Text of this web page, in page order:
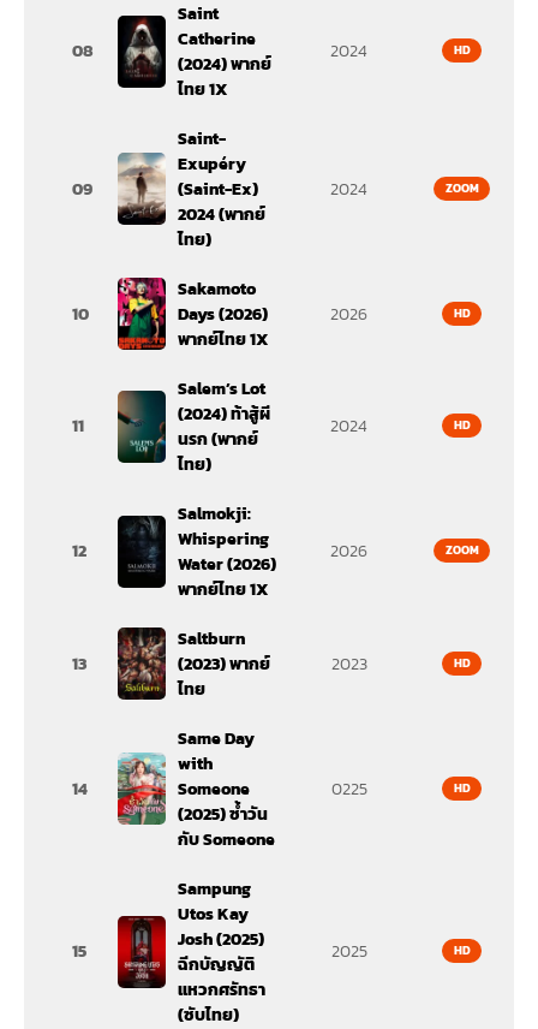
08
Saint
Catherine
(2024) พากย์
ไทย 1X
2024 HD
09
Saint-
Exupéry
(Saint-Ex)
2024 (พากย์
ไทย)
2024 ZOOM
10
Sakamoto
Days (2026)
พากย์ไทย 1X
2026 HD
11
Salem’s Lot
(2024) ท้าสู้ผี
นรก (พากย์
ไทย)
2024 HD
12
Salmokji:
Whispering
Water (2026)
พากย์ไทย 1X
2026 ZOOM
13
Saltburn
(2023) พากย์
ไทย
2023 HD
14
Same Day
with
Someone
(2025) ซ้ำวัน
กับ Someone
0225 HD
15
Sampung
Utos Kay
Josh (2025)
ฉีกบัญญัติ
แหวกศรัทธา
(ซับไทย)
2025 HD